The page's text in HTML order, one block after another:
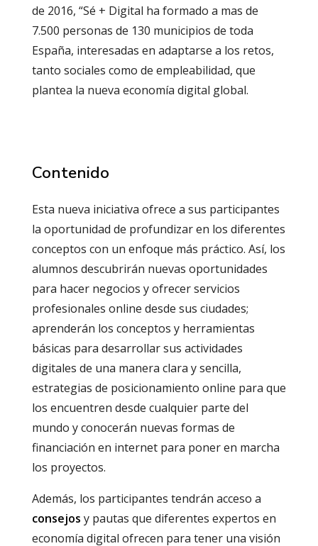
de 2016, “Sé + Digital ha formado a mas de
7.500 personas de 130 municipios de toda
España, interesadas en adaptarse a los retos,
tanto sociales como de empleabilidad, que
plantea la nueva economía digital global.
Contenido
Esta nueva iniciativa ofrece a sus participantes
la oportunidad de profundizar en los diferentes
conceptos con un enfoque más práctico. Así, los
alumnos descubrirán nuevas oportunidades
para hacer negocios y ofrecer servicios
profesionales online desde sus ciudades;
aprenderán los conceptos y herramientas
básicas para desarrollar sus actividades
digitales de una manera clara y sencilla,
estrategias de posicionamiento online para que
los encuentren desde cualquier parte del
mundo y conocerán nuevas formas de
financiación en internet para poner en marcha
los proyectos.
Además, los participantes tendrán acceso a
consejos y pautas que diferentes expertos en
economía digital ofrecen para tener una visión